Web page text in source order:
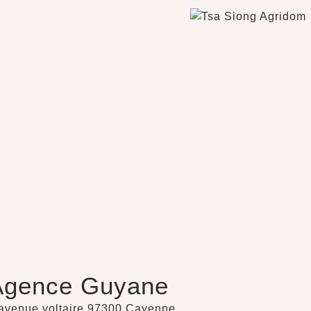
Guyane
voltaire 97300 Cayenne